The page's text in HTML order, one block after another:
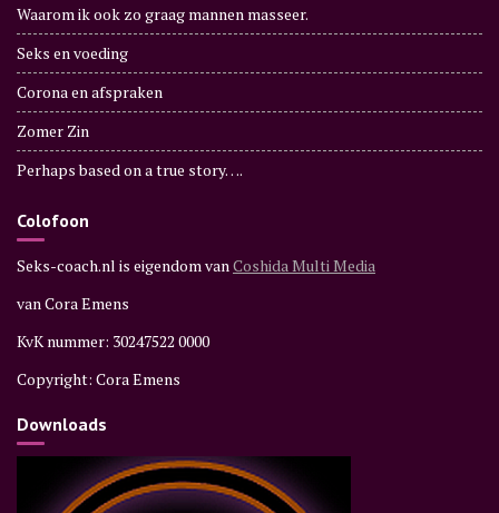
Waarom ik ook zo graag mannen masseer.
Seks en voeding
Corona en afspraken
Zomer Zin
Perhaps based on a true story….
Colofoon
Seks-coach.nl is eigendom vanCoshida Multi Media
van Cora Emens
KvK nummer: 30247522 0000
Copyright: Cora Emens
Downloads